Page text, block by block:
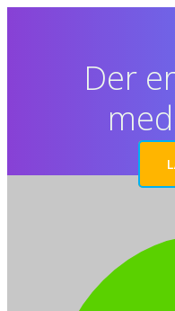
Der